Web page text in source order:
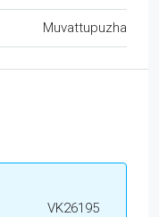
Muvattupuzha
VK26195